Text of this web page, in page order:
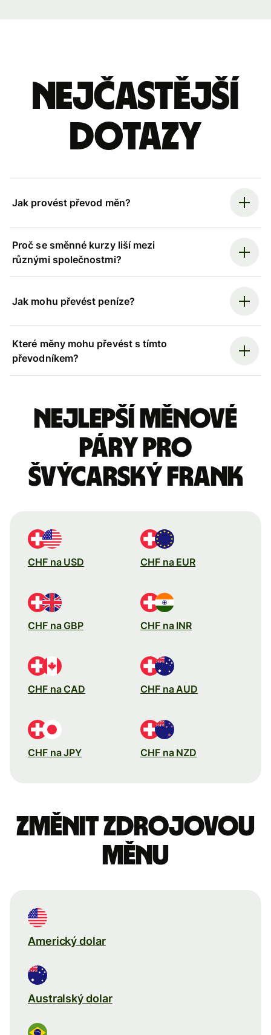
Nejčastější
dotazy
Jak provést převod měn?
Proč se směnné kurzy liší mezi
různými společnostmi?
Jak mohu převést peníze?
Které měny mohu převést s tímto
převodníkem?
Nejlepší měnové
páry pro
švýcarský frank
CHF na USD CHF na EUR
CHF na GBP CHF na INR
CHF na CAD CHF na AUD
CHF na JPY CHF na NZD
Změnit zdrojovou
měnu
Americký dolar
Australský dolar